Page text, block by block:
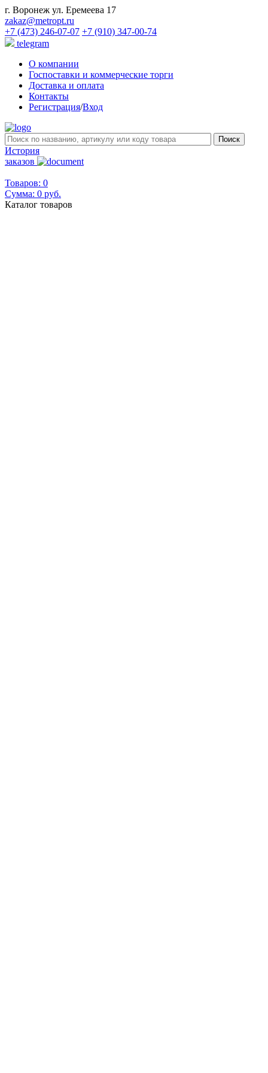
г. Воронеж ул. Еремеева 17
zakaz@metropt.ru
+7 (473) 246-07-07 +7 (910) 347-00-74
telegram
О компании
Госпоставки и коммерческие торги
Доставка и оплата
Контакты
Регистрация/Вход
История
заказов
Товаров: 0
Сумма: 0 руб.
Каталог товаров